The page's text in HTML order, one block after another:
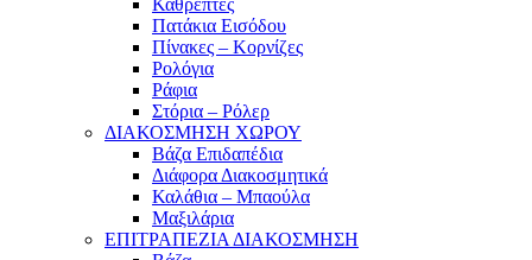
Καθρέπτες
Πατάκια Εισόδου
Πίνακες – Κορνίζες
Ρολόγια
Ράφια
Στόρια – Ρόλερ
ΔΙΑΚΟΣΜΗΣΗ ΧΩΡΟΥ
Βάζα Επιδαπέδια
Διάφορα Διακοσμητικά
Καλάθια – Μπαούλα
Μαξιλάρια
ΕΠΙΤΡΑΠΕΖΙΑ ΔΙΑΚΟΣΜΗΣΗ